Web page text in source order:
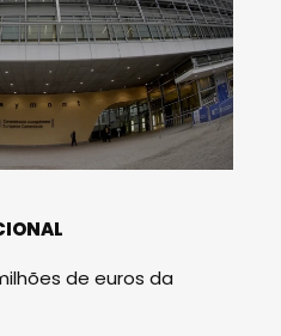
de euros da